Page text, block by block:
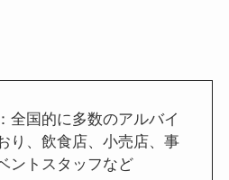
全国的に多数のアルバイ
り、飲食店、小売店、事
ントスタッフなど